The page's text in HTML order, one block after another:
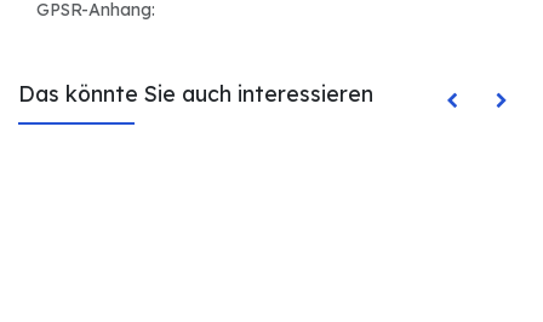
GPSR-Anhang:
Das könnte Sie auch interessieren